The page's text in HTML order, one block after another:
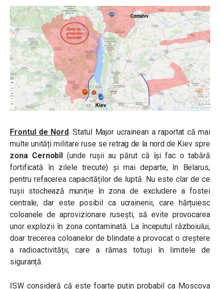
Frontul de Nord. Statul Major ucrainean a raportat că mai
multe unități militare ruse se retrag de la nord de Kiev spre
zona Cernobîl (unde rușii au părut că își fac o tabără
fortificată în zilele trecute) și mai departe, în Belarus,
pentru refacerea capacităților de luptă. Nu este clar de ce
rușii stochează muniție în zona de excludere a fostei
centrale, dar este posibil ca ucrainenii, care hărțuiesc
coloanele de aprovizionare rusești, să evite provocarea
unor explozii în zona contaminată. La începutul războiului,
doar trecerea coloanelor de blindate a provocat o creștere
a radioactivității, care a rămas totuși în limitele de
siguranță.
ISW consideră că este foarte puțin probabil ca Moscova